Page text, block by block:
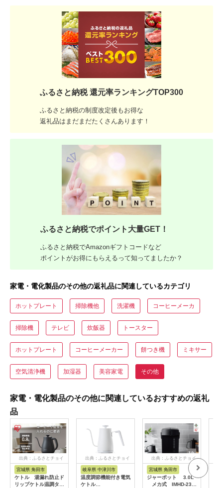
ふるさと納税 還元率ランキングTOP300
ふるさと納税の制度改定後もお得な
返礼品はまだまだたくさんあります！
ふるさと納税でポイント大量GET！
ふるさと納税でAmazonギフトコードなど
ポイントがお得にもらえるって知ってましたか？
家電・電化製品のその他の返礼品に関連しているカテゴリ
ホットプレート 掃除機他 洗濯機 コーヒーメーカ
掃除機 テレビ 炊飯器 トースター
ホットプレート コーヒーメーカー 餅つき機 ミキサー
空気清浄機 加湿器 美容家電 その他
家電・電化製品のその他に関連しているおすすめの返礼
品
出典：ふるさとチョイ
宮城県 角田市
ケトル 湯漏れ防止ド
リップケトル温調タイ
出典：ふるさとチョイ
岐阜県 中津川市
温度調節機能付き電気
ケトル
出典：ふるさとチョイ
宮城県 角田市
ジャーポット 3.0L
メカ式 IMHD-230-